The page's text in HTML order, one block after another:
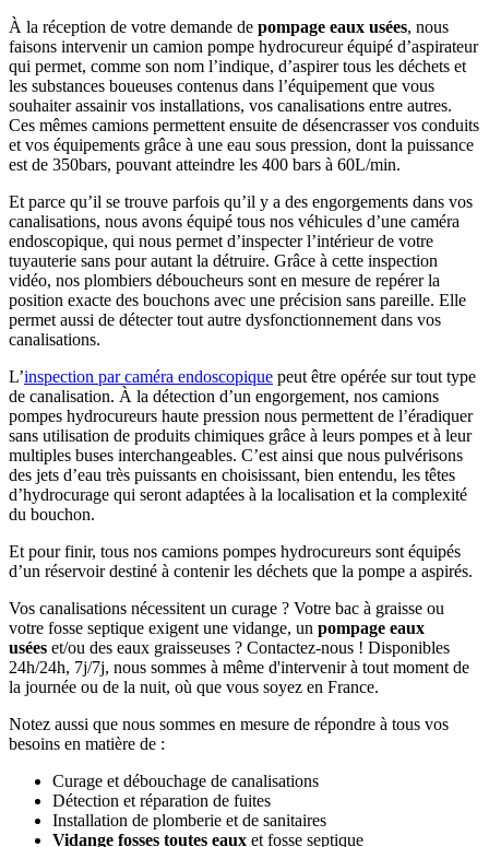
À la réception de votre demande de pompage eaux usées, nous
faisons intervenir un camion pompe hydrocureur équipé d’aspirateur
qui permet, comme son nom l’indique, d’aspirer tous les déchets et
les substances boueuses contenus dans l’équipement que vous
souhaiter assainir vos installations, vos canalisations entre autres.
Ces mêmes camions permettent ensuite de désencrasser vos conduits
et vos équipements grâce à une eau sous pression, dont la puissance
est de 350bars, pouvant atteindre les 400 bars à 60L/min.
Et parce qu’il se trouve parfois qu’il y a des engorgements dans vos
canalisations, nous avons équipé tous nos véhicules d’une caméra
endoscopique, qui nous permet d’inspecter l’intérieur de votre
tuyauterie sans pour autant la détruire. Grâce à cette inspection
vidéo, nos plombiers déboucheurs sont en mesure de repérer la
position exacte des bouchons avec une précision sans pareille. Elle
permet aussi de détecter tout autre dysfonctionnement dans vos
canalisations.
L’inspection par caméra endoscopique peut être opérée sur tout type
de canalisation. À la détection d’un engorgement, nos camions
pompes hydrocureurs haute pression nous permettent de l’éradiquer
sans utilisation de produits chimiques grâce à leurs pompes et à leur
multiples buses interchangeables. C’est ainsi que nous pulvérisons
des jets d’eau très puissants en choisissant, bien entendu, les têtes
d’hydrocurage qui seront adaptées à la localisation et la complexité
du bouchon.
Et pour finir, tous nos camions pompes hydrocureurs sont équipés
d’un réservoir destiné à contenir les déchets que la pompe a aspirés.
Vos canalisations nécessitent un curage ? Votre bac à graisse ou
votre fosse septique exigent une vidange, un pompage eaux
usées et/ou des eaux graisseuses ? Contactez-nous ! Disponibles
24h/24h, 7j/7j, nous sommes à même d'intervenir à tout moment de
la journée ou de la nuit, où que vous soyez en France.
Notez aussi que nous sommes en mesure de répondre à tous vos
besoins en matière de :
Curage et débouchage de canalisations
Détection et réparation de fuites
Installation de plomberie et de sanitaires
Vidange fosses toutes eaux et fosse septique